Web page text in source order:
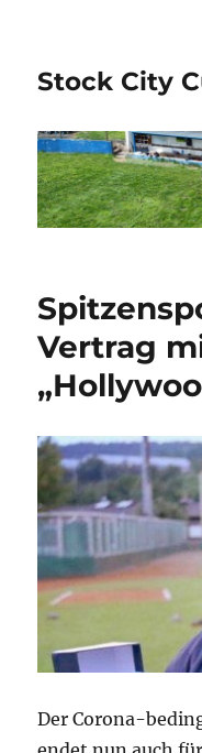
Stock City
Vertrag
Der Corona-